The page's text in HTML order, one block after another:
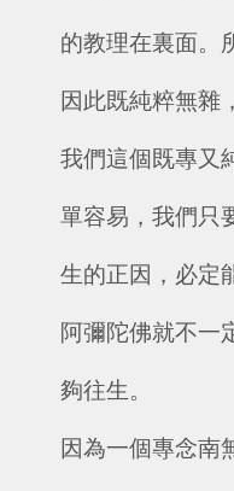
的教理在裏面。
因此既純粹無雜
我們這個既專又
單容易，我們只
生的正因，必定
阿彌陀佛就不一
夠往生。
因為一個專念南